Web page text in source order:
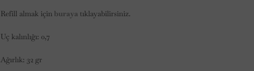
Refill almak için buraya tıklayabilirsiniz.
Uç kalınlığı: 0,7
Ağırlık: 32 gr